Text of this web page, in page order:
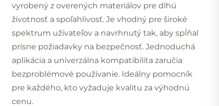
vyrobený z overených materiálov pre dlhú
životnosť a spoľahlivosť. Je vhodný pre široké
spektrum užívateľov a navrhnutý tak, aby spĺňal
prísne požiadavky na bezpečnosť. Jednoduchá
aplikácia a univerzálna kompatibilita zaručia
bezproblémové používanie. Ideálny pomocník
pre každého, kto vyžaduje kvalitu za výhodnú
cenu.